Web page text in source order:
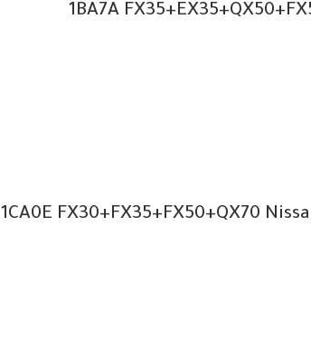
1BA7A
1CA0E FX30+FX35+FX50+QX70